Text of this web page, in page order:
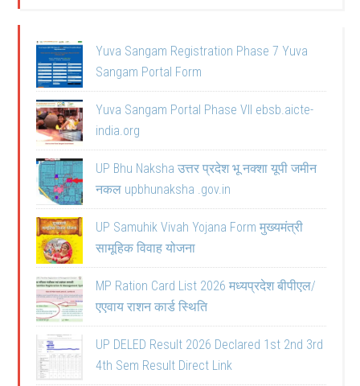
Yuva Sangam Registration Phase 7 Yuva
Sangam Portal Form
Yuva Sangam Portal Phase VII ebsb.aicte-
india.org
UP Bhu Naksha उत्तर प्रदेश भू नक्शा यूपी जमीन
नकल upbhunaksha .gov.in
UP Samuhik Vivah Yojana Form मुख्यमंत्री
सामूहिक विवाह योजना
MP Ration Card List 2026 मध्यप्रदेश बीपीएल/
एएवाय राशन कार्ड स्थिति
UP DELED Result 2026 Declared 1st 2nd 3rd
4th Sem Result Direct Link